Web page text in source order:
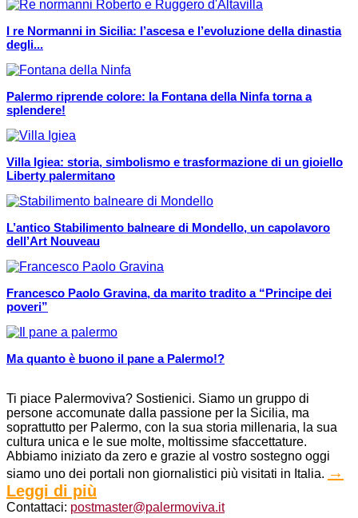
I re Normanni in Sicilia: l’ascesa e l’evoluzione della dinastia
degli...
Palermo riprende colore: la Fontana della Ninfa torna a
splendere!
Villa Igiea: storia, simbolismo e trasformazione di un gioiello
Liberty palermitano
L’antico Stabilimento balneare di Mondello, un capolavoro
dell’Art Nouveau
Francesco Paolo Gravina, da marito tradito a “Principe dei
poveri”
Ma quanto è buono il pane a Palermo!?
Ti piace Palermoviva? Sostienici. Siamo un gruppo di
persone accomunate dalla passione per la Sicilia, ma
soprattutto per Palermo, con la sua storia millenaria, la sua
cultura unica e le sue molte, moltissime sfaccettature.
Abbiamo iniziato da zero e grazie al vostro sostegno oggi
siamo uno dei portali non giornalistici più visitati in Italia. →
Leggi di più
Contattaci: postmaster@palermoviva.it